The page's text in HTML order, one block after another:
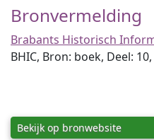
Bronvermelding
Brabants Historisch
BHIC, Bron: boek, Deel:
Bekijk op bronwebsite